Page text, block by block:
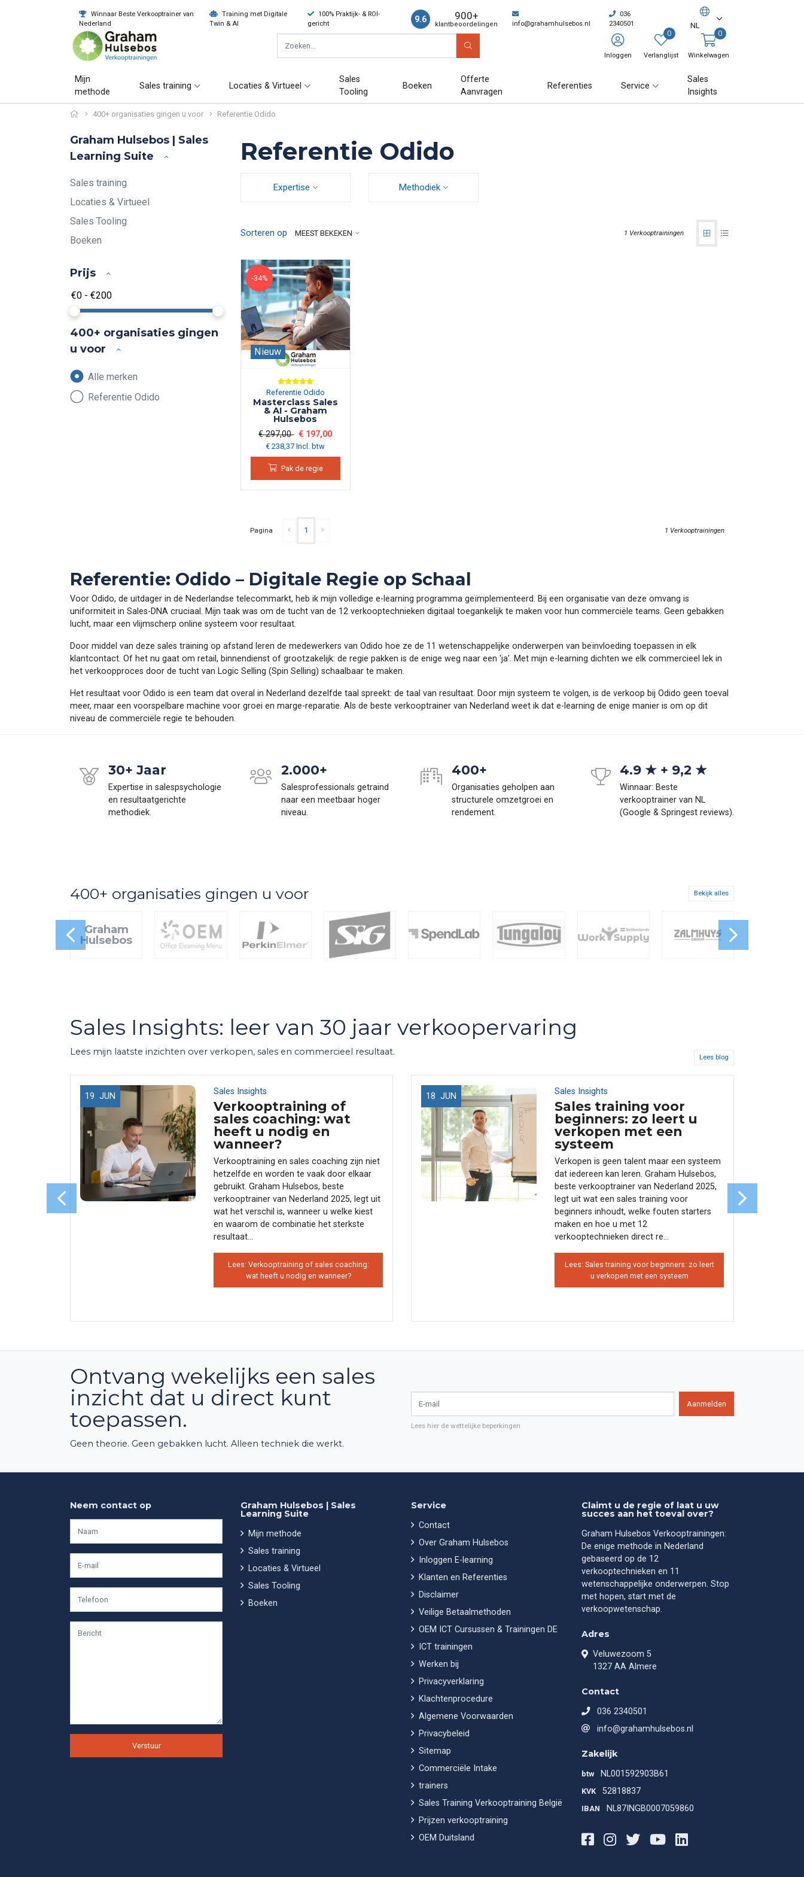
Winnaar Beste Verkooptrainer van
Nederland
Training met Digitale
Twin & AI
100% Praktijk- & ROI-
gericht
9.6 900+
klantbeoordelingen info@grahamhulsebos.nl
036
2340501
NL
Inloggen
0
Verlanglijst
0
Winkelwagen
Mijn
methode
Sales training Locaties & Virtueel
Sales
Tooling
Boeken
Offerte
Aanvragen
Referenties Service
Sales
Insights
400+ organisaties gingen u voor Referentie Odido
Graham Hulsebos | Sales
Learning Suite
Sales training
Locaties & Virtueel
Sales Tooling
Boeken
Prijs
400+ organisaties gingen
u voor
Alle merken
Referentie Odido
Referentie Odido
Expertise Methodiek
Sorteren op MEEST BEKEKEN 1 Verkooptrainingen
-34%
Nieuw
Referentie Odido
Masterclass Sales
& AI - Graham
Hulsebos
€ 297,00 € 197,00
€ 238,37 Incl. btw
Pak de regie
Pagina 1 1 Verkooptrainingen
Referentie: Odido – Digitale Regie op Schaal
Voor Odido, de uitdager in de Nederlandse telecommarkt, heb ik mijn volledige e-learning programma geïmplementeerd. Bij een organisatie van deze omvang is
uniformiteit in Sales-DNA cruciaal. Mijn taak was om de tucht van de 12 verkooptechnieken digitaal toegankelijk te maken voor hun commerciële teams. Geen gebakken
lucht, maar een vlijmscherp online systeem voor resultaat.
Door middel van deze sales training op afstand leren de medewerkers van Odido hoe ze de 11 wetenschappelijke onderwerpen van beïnvloeding toepassen in elk
klantcontact. Of het nu gaat om retail, binnendienst of grootzakelijk: de regie pakken is de enige weg naar een 'ja'. Met mijn e-learning dichten we elk commercieel lek in
het verkoopproces door de tucht van Logic Selling (Spin Selling) schaalbaar te maken.
Het resultaat voor Odido is een team dat overal in Nederland dezelfde taal spreekt: de taal van resultaat. Door mijn systeem te volgen, is de verkoop bij Odido geen toeval
meer, maar een voorspelbare machine voor groei en marge-reparatie. Als de beste verkooptrainer van Nederland weet ik dat e-learning de enige manier is om op dit
niveau de commerciële regie te behouden.
30+ Jaar
Expertise in salespsychologie
en resultaatgerichte
methodiek.
2.000+
Salesprofessionals getraind
naar een meetbaar hoger
niveau.
400+
Organisaties geholpen aan
structurele omzetgroei en
rendement.
4.9 ★ + 9,2 ★
Winnaar: Beste
verkooptrainer van NL
(Google & Springest reviews).
400+ organisaties gingen u voor Bekijk alles
Graham
Hulsebos
Sales Insights: leer van 30 jaar verkoopervaring
Lees mijn laatste inzichten over verkopen, sales en commercieel resultaat.
Lees blog
19 JUN Sales Insights
Verkooptraining of
sales coaching: wat
heeft u nodig en
wanneer?
Verkooptraining en sales coaching zijn niet
hetzelfde en worden te vaak door elkaar
gebruikt. Graham Hulsebos, beste
verkooptrainer van Nederland 2025, legt uit
wat het verschil is, wanneer u welke kiest
en waarom de combinatie het sterkste
resultaat...
Lees: Verkooptraining of sales coaching:
wat heeft u nodig en wanneer?
18 JUN Sales Insights
Sales training voor
beginners: zo leert u
verkopen met een
systeem
Verkopen is geen talent maar een systeem
dat iedereen kan leren. Graham Hulsebos,
beste verkooptrainer van Nederland 2025,
legt uit wat een sales training voor
beginners inhoudt, welke fouten starters
maken en hoe u met 12
verkooptechnieken direct re...
Lees: Sales training voor beginners: zo leert
u verkopen met een systeem
Ontvang wekelijks een sales
inzicht dat u direct kunt
toepassen.
Geen theorie. Geen gebakken lucht. Alleen techniek die werkt.
E-mail
Aanmelden
Lees hier de wettelijke beperkingen
Neem contact op
Verstuur
Graham Hulsebos | Sales
Learning Suite
Mijn methode
Sales training
Locaties & Virtueel
Sales Tooling
Boeken
Service
Contact
Over Graham Hulsebos
Inloggen E-learning
Klanten en Referenties
Disclaimer
Veilige Betaalmethoden
OEM ICT Cursussen & Trainingen DE
ICT trainingen
Werken bij
Privacyverklaring
Klachtenprocedure
Algemene Voorwaarden
Privacybeleid
Sitemap
Commerciële Intake
trainers
Sales Training Verkooptraining België
Prijzen verkooptraining
OEM Duitsland
Claimt u de regie of laat u uw
succes aan het toeval over?
Graham Hulsebos Verkooptrainingen:
De enige methode in Nederland
gebaseerd op de 12
verkooptechnieken en 11
wetenschappelijke onderwerpen. Stop
met hopen, start met de
verkoopwetenschap.
Adres
Veluwezoom 5
1327 AA Almere
Contact
036 2340501
info@grahamhulsebos.nl
Zakelijk
btw NL001592903B61
KVK 52818837
IBAN NL87INGB0007059860
Facebook
Instagram
TwitterYoutubeLinkedIn